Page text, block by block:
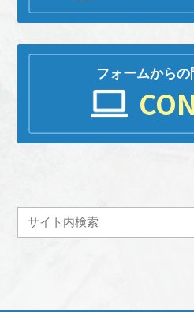
フォームから